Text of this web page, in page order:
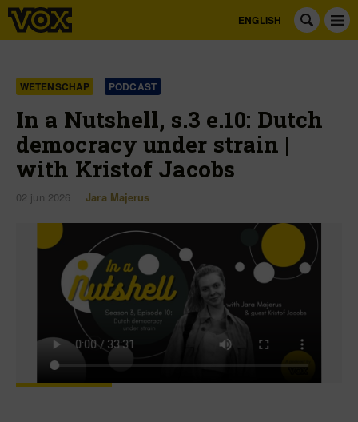
ENGLISH
WETENSCHAP PODCAST
In a Nutshell, s.3 e.10: Dutch
democracy under strain |
with Kristof Jacobs
02 jun 2026 Jara Majerus